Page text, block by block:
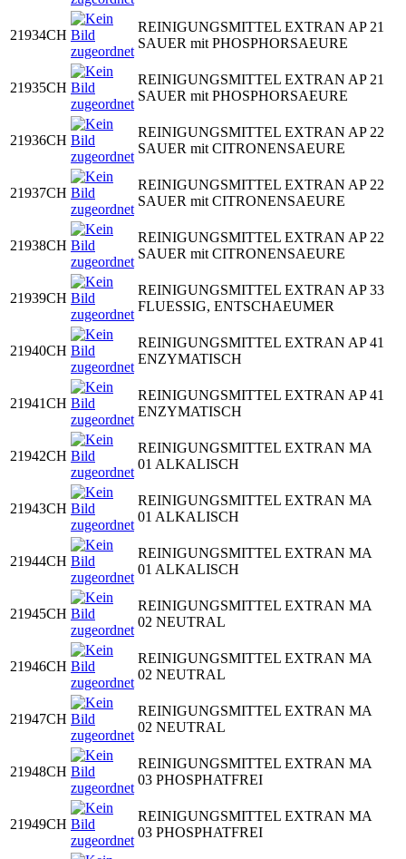
21934CH
REINIGUNGSMITTEL EXTRAN AP 21
SAUER mit PHOSPHORSAEURE
21935CH
REINIGUNGSMITTEL EXTRAN AP 21
SAUER mit PHOSPHORSAEURE
21936CH
REINIGUNGSMITTEL EXTRAN AP 22
SAUER mit CITRONENSAEURE
21937CH
REINIGUNGSMITTEL EXTRAN AP 22
SAUER mit CITRONENSAEURE
21938CH
REINIGUNGSMITTEL EXTRAN AP 22
SAUER mit CITRONENSAEURE
21939CH
REINIGUNGSMITTEL EXTRAN AP 33
FLUESSIG, ENTSCHAEUMER
21940CH
REINIGUNGSMITTEL EXTRAN AP 41
ENZYMATISCH
21941CH
REINIGUNGSMITTEL EXTRAN AP 41
ENZYMATISCH
21942CH
REINIGUNGSMITTEL EXTRAN MA
01 ALKALISCH
21943CH
REINIGUNGSMITTEL EXTRAN MA
01 ALKALISCH
21944CH
REINIGUNGSMITTEL EXTRAN MA
01 ALKALISCH
21945CH
REINIGUNGSMITTEL EXTRAN MA
02 NEUTRAL
21946CH
REINIGUNGSMITTEL EXTRAN MA
02 NEUTRAL
21947CH
REINIGUNGSMITTEL EXTRAN MA
02 NEUTRAL
21948CH
REINIGUNGSMITTEL EXTRAN MA
03 PHOSPHATFREI
21949CH
REINIGUNGSMITTEL EXTRAN MA
03 PHOSPHATFREI